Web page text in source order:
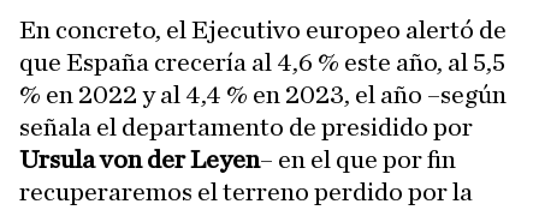
En concreto, el Ejecutivo europeo alertó de
que España crecería al 4,6 % este año, al 5,5
% en 2022 y al 4,4 % en 2023, el año –según
señala el departamento de presidido por
Ursula von der Leyen– en el que por fin
recuperaremos el terreno perdido por la